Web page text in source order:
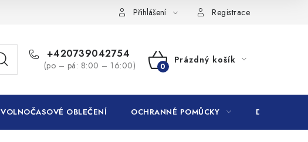
Přihlášení Registrace
+420739042754
(po – pá: 8:00 – 16:00)
NÁKUPNÍ
Prázdný košík
VOLNOČASOVÉ OBLEČENÍ OCHRANNÉ POMŮCKY DROGERIE